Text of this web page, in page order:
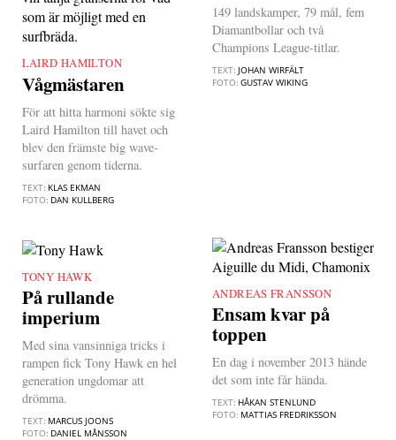
LAIRD HAMILTON
Vågmästaren
För att hitta harmoni sökte sig
Laird Hamilton till havet och
blev den främste big wave-
surfaren genom tiderna.
TEXT: KLAS EKMAN
FOTO: DAN KULLBERG
149 landskamper, 79 mål, fem
Diamantbollar och två
Champions League-titlar.
TEXT: JOHAN WIRFÄLT
FOTO:GUSTAV WIKING
TONY HAWK
På rullande
imperium
Med sina vansinniga tricks i
rampen fick Tony Hawk en hel
generation ungdomar att
drömma.
TEXT: MARCUS JOONS
FOTO: DANIEL MÅNSSON
ANDREAS FRANSSON
Ensam kvar på
toppen
En dag i november 2013 hände
det som inte får hända.
TEXT: HÅKAN STENLUND
FOTO: MATTIAS FREDRIKSSON